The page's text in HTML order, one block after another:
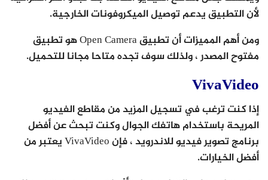
لأن التطبيق يدعم توصيل الميكروفونات الخارجية.
ومن أهم المميزات أن تطبيق Open Camera هو تطبيق
مفتوح المصدر ، ولذلك سوف تجده متاحا مجانا للتحميل.
VivaVideo
إذا كنت ترغب في تسجيل المزيد من مقاطع الفيديو
المريحة باستخدام هاتفك الجوال وكنت تبحث عن أفضل
برنامج تصوير فيديو للاندرويد ، فإن VivaVideo يعتبر من
أفضل الخيارات.